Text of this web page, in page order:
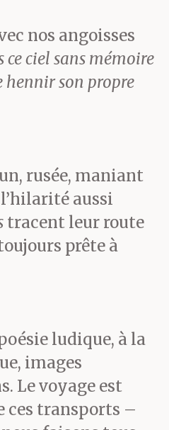
nos angoisses
ce ciel sans mémoire
hennir son propre
rusée, maniant
aussi
tracent leur route
prête à
ludique, à la
images
Le voyage est
ces transports –